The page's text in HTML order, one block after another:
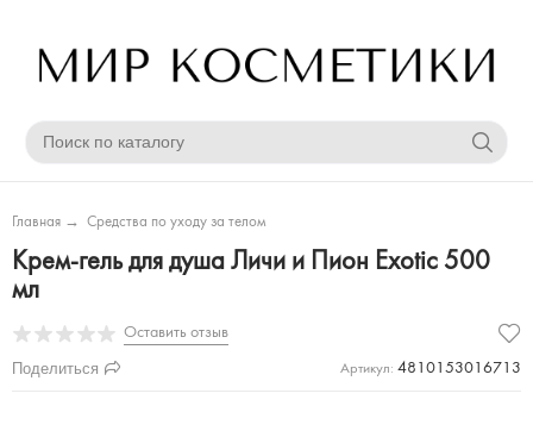
Главная → Средства по уходу за телом
Крем-гель для душа Личи и Пион Exotic 500
мл
Оставить отзыв
Поделиться Артикул: 4810153016713